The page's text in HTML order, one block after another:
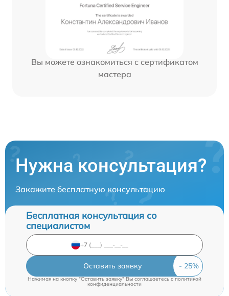
Вы можете ознакомиться с сертификатом
мастера
Нужна консультация?
Закажите бесплатную консультацию
Бесплатная консультация со
специалистом
Оставить заявку
Нажимая на кнопку "Оставить заявку" Вы соглашаетесь cполитикой
конфиденциальности